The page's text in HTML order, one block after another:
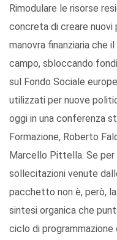
Rimodulare le risorse
concreta di creare nuovi
manovra finanziaria che
campo, sbloccando
sul Fondo Sociale
utilizzati per nuove
oggi in una conferenza
Formazione, Roberto
Marcello Pittella. Se
sollecitazioni venute
pacchetto non è, però,
sintesi organica che
ciclo di